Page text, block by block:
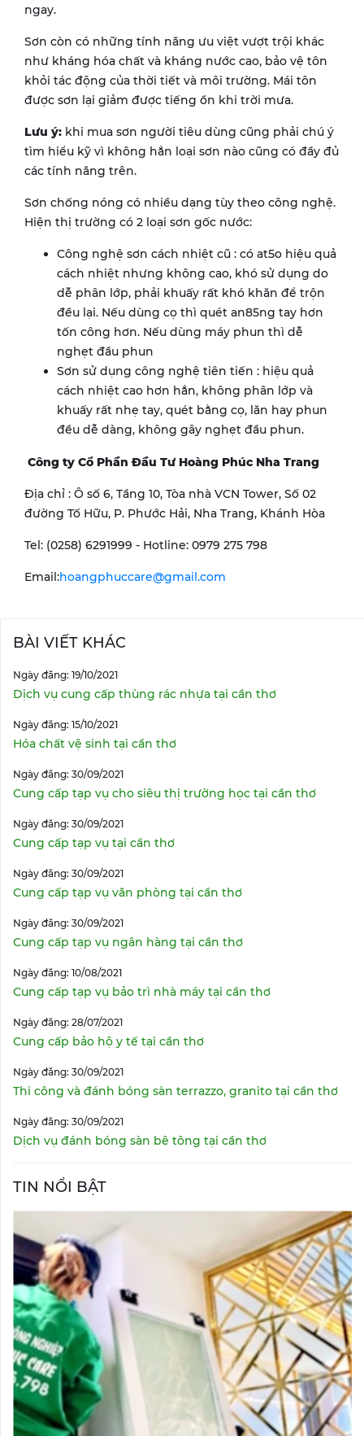
ngay.
Sơn còn có những tính năng ưu việt vượt trội khác
như kháng hóa chất và kháng nước cao, bảo vệ tôn
khỏi tác động của thời tiết và môi trường. Mái tôn
được sơn lại giảm được tiếng ồn khi trời mưa.
Lưu ý: khi mua sơn người tiêu dùng cũng phải chú ý
tìm hiểu kỹ vì không hẳn loại sơn nào cũng có đầy đủ
các tính năng trên.
Sơn chống nóng có nhiều dạng tùy theo công nghệ.
Hiện thị trường có 2 loại sơn gốc nước:
Công nghệ sơn cách nhiệt cũ : có at5o hiệu quả
cách nhiệt nhưng không cao, khó sử dụng do
dễ phân lớp, phải khuấy rất khó khăn để trộn
đều lại. Nếu dùng cọ thì quét an85ng tay hơn
tốn công hơn. Nếu dùng máy phun thì dễ
nghẹt đầu phun
Sơn sử dụng công nghệ tiên tiến : hiệu quả
cách nhiệt cao hơn hẳn, không phân lớp và
khuấy rất nhẹ tay, quét bằng cọ, lăn hay phun
đều dễ dàng, không gây nghẹt đầu phun.
Công ty Cổ Phần Đầu Tư Hoàng Phúc Nha Trang
Địa chỉ : Ô số 6, Tầng 10, Tòa nhà VCN Tower, Số 02
đường Tố Hữu, P. Phước Hải, Nha Trang, Khánh Hòa
Tel: (0258) 6291999 - Hotline: 0979 275 798
Email:hoangphuccare@gmail.com
BÀI VIẾT KHÁC
Ngày đăng: 19/10/2021
Dịch vụ cung cấp thùng rác nhựa tại cần thơ
Ngày đăng: 15/10/2021
Hóa chất vệ sinh tại cần thơ
Ngày đăng: 30/09/2021
Cung cấp tạp vụ cho siêu thị trường học tại cần thơ
Ngày đăng: 30/09/2021
Cung cấp tạp vụ tại cần thơ
Ngày đăng: 30/09/2021
Cung cấp tạp vụ văn phòng tại cần thơ
Ngày đăng: 30/09/2021
Cung cấp tạp vụ ngân hàng tại cần thơ
Ngày đăng: 10/08/2021
Cung cấp tạp vụ bảo trì nhà máy tại cần thơ
Ngày đăng: 28/07/2021
Cung cấp bảo hộ y tế tại cần thơ
Ngày đăng: 30/09/2021
Thi công và đánh bóng sàn terrazzo, granito tại cần thơ
Ngày đăng: 30/09/2021
Dịch vụ đánh bóng sàn bê tông tại cần thơ
TIN NỔI BẬT